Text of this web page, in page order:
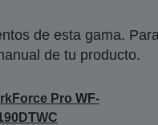
de esta gama.
de tu producto.
Pro WF-